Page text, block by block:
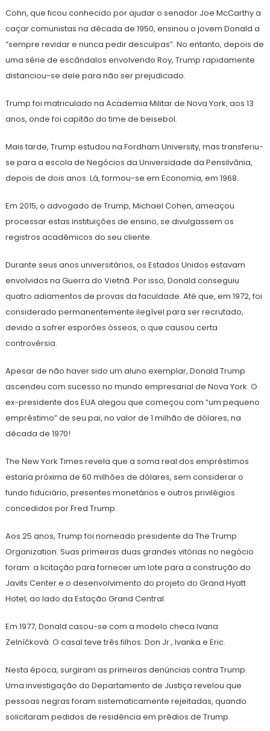
Cohn, que ficou conhecido por ajudar o senador Joe McCarthy a
caçar comunistas na década de 1950, ensinou o jovem Donald a
“sempre revidar e nunca pedir desculpas”. No entanto, depois de
uma série de escândalos envolvendo Roy, Trump rapidamente
distanciou-se dele para não ser prejudicado.
Trump foi matriculado na Academia Militar de Nova York, aos 13
anos, onde foi capitão do time de beisebol.
Mais tarde, Trump estudou na Fordham University, mas transferiu-
se para a escola de Negócios da Universidade da Pensilvânia,
depois de dois anos. Lá, formou-se em Economia, em 1968.
Em 2015, o advogado de Trump, Michael Cohen, ameaçou
processar estas instituições de ensino, se divulgassem os
registros acadêmicos do seu cliente.
Durante seus anos universitários, os Estados Unidos estavam
envolvidos na Guerra do Vietnã. Por isso, Donald conseguiu
quatro adiamentos de provas da faculdade. Até que, em 1972, foi
considerado permanentemente ilegível para ser recrutado,
devido a sofrer esporões ósseos, o que causou certa
controvérsia.
Apesar de não haver sido um aluno exemplar, Donald Trump
ascendeu com sucesso no mundo empresarial de Nova York. O
ex-presidente dos EUA alegou que começou com “um pequeno
empréstimo” de seu pai, no valor de 1 milhão de dólares, na
década de 1970!
The New York Times revela que a soma real dos empréstimos
estaria próxima de 60 milhões de dólares, sem considerar o
fundo fiduciário, presentes monetários e outros privilégios
concedidos por Fred Trump.
Aos 25 anos, Trump foi nomeado presidente da The Trump
Organization. Suas primeiras duas grandes vitórias no negócio
foram: a licitação para fornecer um lote para a construção do
Javits Center e o desenvolvimento do projeto do Grand Hyatt
Hotel, ao lado da Estação Grand Central.
Em 1977, Donald casou-se com a modelo checa Ivana
Zelníčková. O casal teve três filhos: Don Jr., Ivanka e Eric.
Nesta época, surgiram as primeiras denúncias contra Trump.
Uma investigação do Departamento de Justiça revelou que
pessoas negras foram sistematicamente rejeitadas, quando
solicitaram pedidos de residência em prédios de Trump.